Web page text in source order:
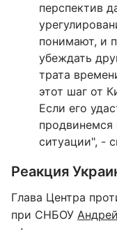
перспектив
понимают, и
убеждать
трата
этот шаг от
Если его
продвинемся
ситуации", -
Реакция
Глава Центра
при СНБОУ